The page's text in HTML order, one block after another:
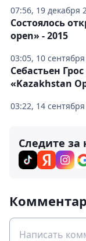
07:56, 19 декабря
03:05, 10
Состоялось
open» - 2015
03:22, 14
Себастьен
«Kazakhstan
Следите за